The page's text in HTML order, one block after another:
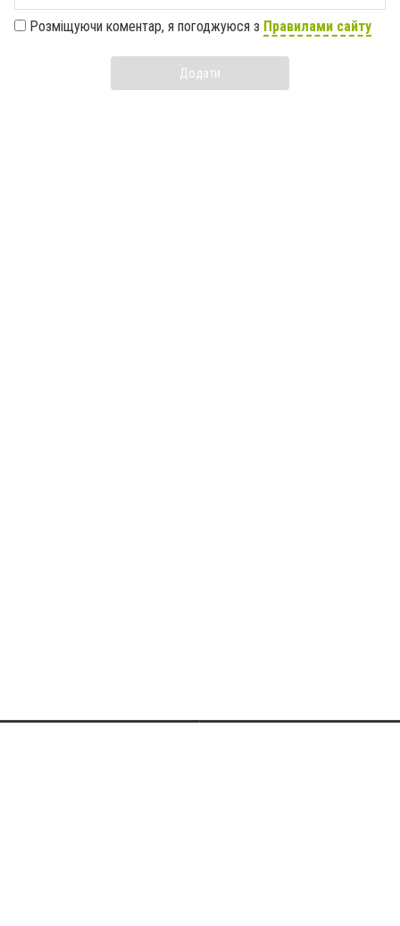
Розміщуючи коментар, я погоджуюся з Правилами сайту
Додати